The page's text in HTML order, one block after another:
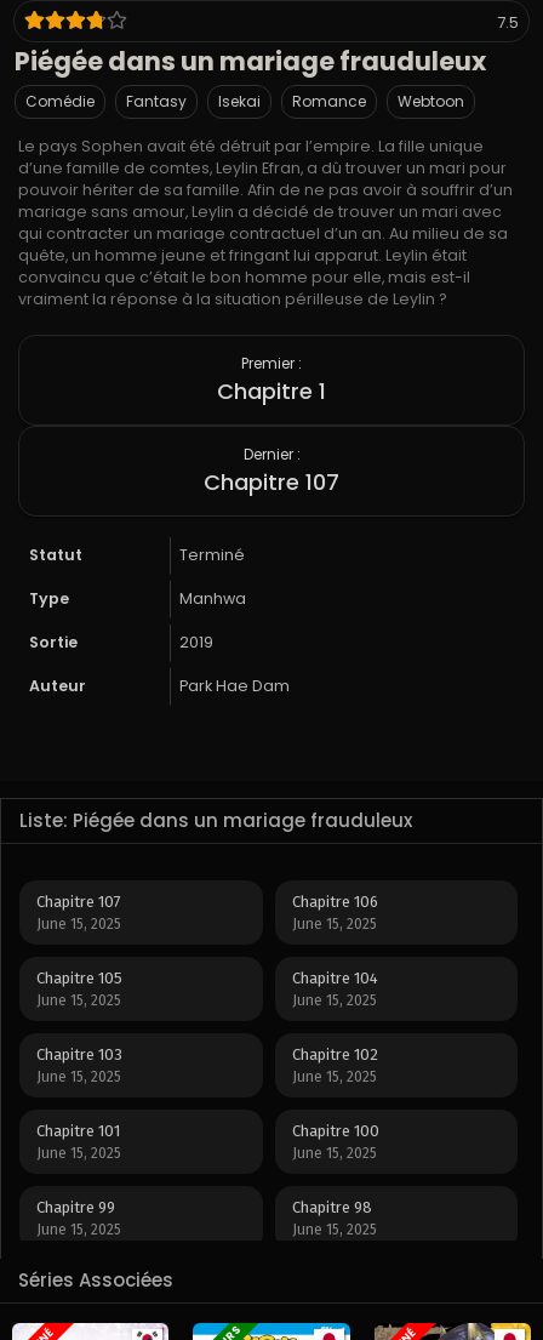
7.5
Piégée dans un mariage frauduleux
Comédie Fantasy Isekai Romance Webtoon
Le pays Sophen avait été détruit par l’empire. La fille unique
d’une famille de comtes, Leylin Efran, a dû trouver un mari pour
pouvoir hériter de sa famille. Afin de ne pas avoir à souffrir d’un
mariage sans amour, Leylin a décidé de trouver un mari avec
qui contracter un mariage contractuel d’un an. Au milieu de sa
quête, un homme jeune et fringant lui apparut. Leylin était
convaincu que c’était le bon homme pour elle, mais est-il
vraiment la réponse à la situation périlleuse de Leylin ?
Premier :
Chapitre 1
Dernier :
Chapitre 107
Statut Terminé
Type Manhwa
Sortie 2019
Auteur Park Hae Dam
Liste: Piégée dans un mariage frauduleux
Chapitre 107
June 15, 2025
Chapitre 106
June 15, 2025
Chapitre 105
June 15, 2025
Chapitre 104
June 15, 2025
Chapitre 103
June 15, 2025
Chapitre 102
June 15, 2025
Chapitre 101
June 15, 2025
Chapitre 100
June 15, 2025
Chapitre 99
June 15, 2025
Chapitre 98
June 15, 2025
Chapitre 97
June 15, 2025 June 15, 2025
Séries Associées